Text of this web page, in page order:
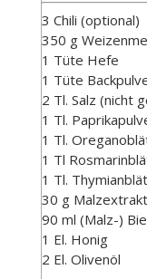
3 Chili (optional)
350 g
1 Tüte Hefe
1 Tüte
2 Tl. Salz (nicht
1 Tl.
1 Tl.
1 Tl
1 Tl.
30 g Malzextrakt
90 ml (Malz-)
1 El. Honig
2 El. Olivenöl